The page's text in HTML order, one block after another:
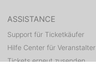
ASSISTANCE
Support für Ticketkäufer
Hilfe Center für Veranstalter
Tickets erneut zusenden